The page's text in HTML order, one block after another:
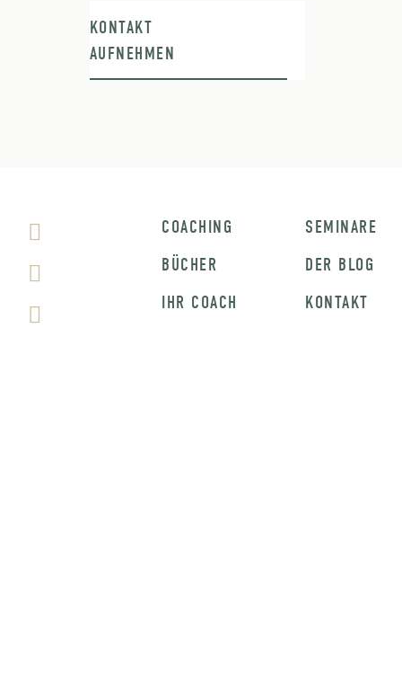
KONTAKT
AUFNEHMEN
COACHING
BÜCHER
IHR COACH
SEMINARE
DER BLOG
KONTAKT